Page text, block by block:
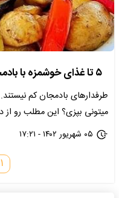
۵ تا غذای خوشمزه با بادمجان + طرز تهیه
طرفدارهای بادمجان کم
میتونی بپزی؟ این مطلب رو
۰۵ شهریور ۱۴۰۲ - ۱۷:۲۱
۱